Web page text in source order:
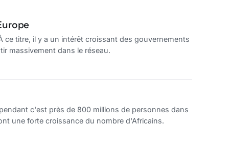
titre, il y a un intérêt croissant des gouvernements
massivement dans le réseau.
c'est près de 800 millions de personnes dans
une forte croissance du nombre d'Africains.